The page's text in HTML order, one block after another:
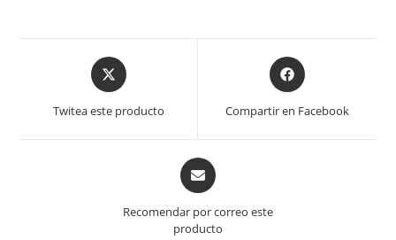
Opens
in
Twitea este producto
Opens
in
a
Compartir en Facebook
Opens
in
new
Recomendar por correo este
producto